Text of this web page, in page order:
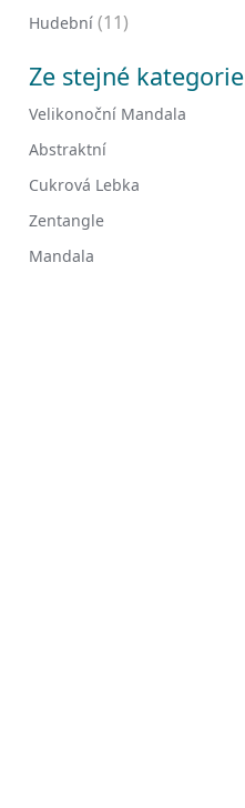
Hudební (11)
Ze stejné kategorie
Velikonoční Mandala
Abstraktní
Cukrová Lebka
Zentangle
Mandala